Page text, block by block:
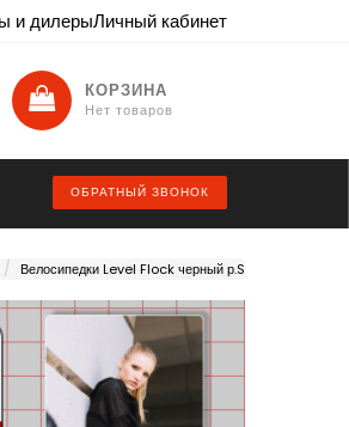
и дилерыЛичный кабинет
КОРЗИНА
Нет товаров
ОБРАТНЫЙ ЗВОНОК
Велосипедки Level Flock черный р.S